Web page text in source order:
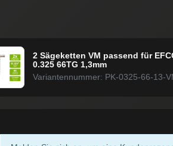
2 Sägeketten VM passend für
0.325 66TG 1,3mm
Variantennummer: PK-0325-66-13-